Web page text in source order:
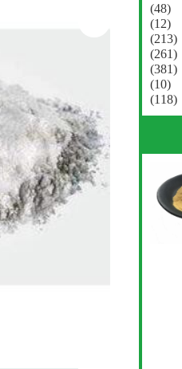
(48)
(12)
(213)
(261)
(381)
(10)
(118)